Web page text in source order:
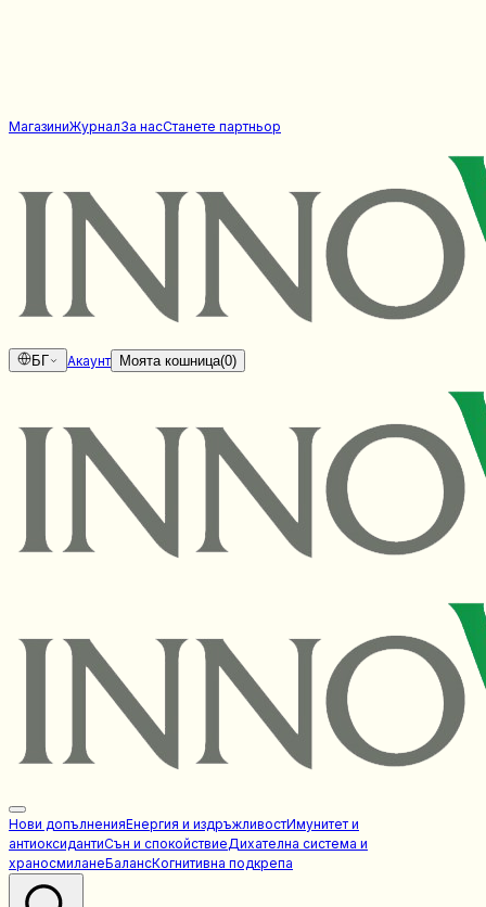
МагазиниЖурналЗа насСтанете партньор
БГ Акаунт Моята кошница(0)
Нови допълненияЕнергия и издръжливостИмунитет и
антиоксидантиСън и спокойствиеДихателна система и
храносмиланеБалансКогнитивна подкрепа